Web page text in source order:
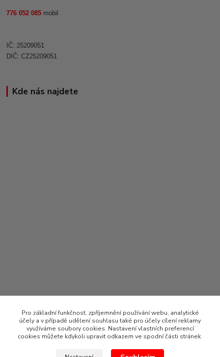
776 052 085 mobil
IČ: 25209051
DIČ: CZ25209051
Kde nás najdete
Pro základní funkčnost, zpříjemnění používání webu, analytické
účely a v případě udělení souhlasu také pro účely cílení reklamy
využíváme soubory cookies. Nastavení vlastních preferencí
cookies můžete kdykoli upravit odkazem ve spodní části stránek.